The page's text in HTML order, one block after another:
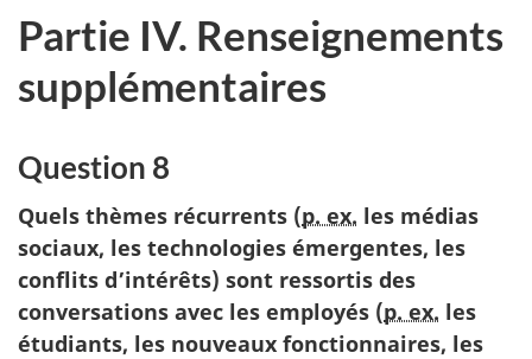
Partie IV. Renseignements
supplémentaires
Question 8
Quels thèmes récurrents (p. ex. les médias
sociaux, les technologies émergentes, les
conflits d’intérêts) sont ressortis des
conversations avec les employés (p. ex. les
étudiants, les nouveaux fonctionnaires, les